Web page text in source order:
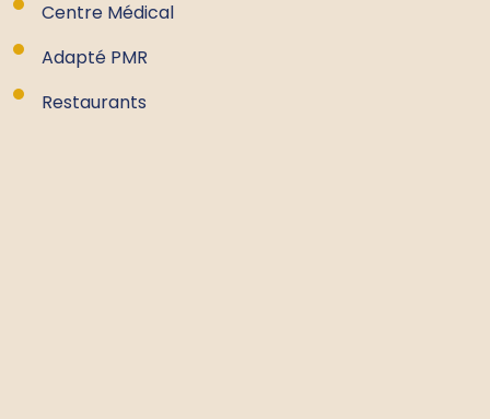
Centre Médical
Adapté PMR
Restaurants